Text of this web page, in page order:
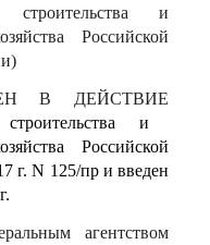
строительства и
Российской
В ДЕЙСТВИЕ
и
Российской
г. N 125/пр и введен
агентством